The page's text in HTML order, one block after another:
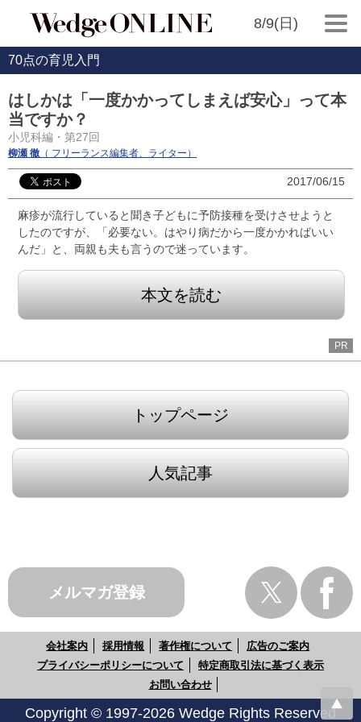
8/9(日)
70点の育児入門
はしかは「一度かかってしまえば安心」って本
当ですか？
小児科編・第27回
柳瀬 徹 （ フリーランス編集者、ライター）
2017/06/15
麻疹が流行していると聞き子どもに予防接種を受けさせようと
したのですが、「必要ない。はやり病だから一度かかればいい
んだ」と、両親も夫も言うので迷っています。
本文を読む
PR
トップページ
人気記事
メルマガ登録
会社案内 採用情報 著作権について
広告のご案内
プライバシーポリシーについて
特定商取引法に基づく表示
お問い合わせ
Copyright © 1997-2026 Wedge Rights Reserved